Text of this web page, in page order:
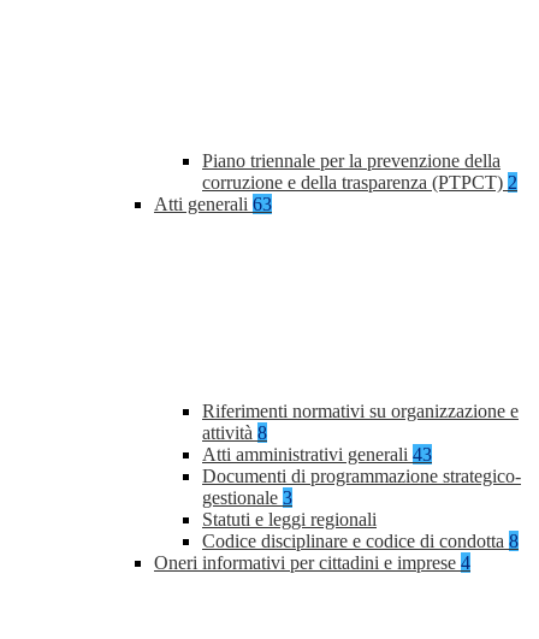
Piano triennale per la prevenzione della
corruzione e della trasparenza (PTPCT) 2
Atti generali 63
Riferimenti normativi su organizzazione e
attività 8
Atti amministrativi generali 43
Documenti di programmazione strategico-
gestionale 3
Statuti e leggi regionali
Codice disciplinare e codice di condotta 8
Oneri informativi per cittadini e imprese 4